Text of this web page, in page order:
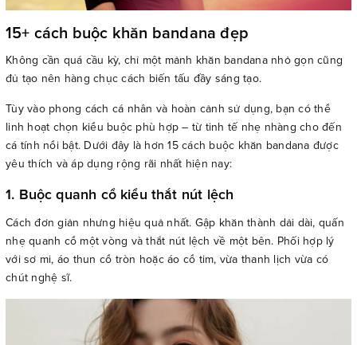
15+ cách buộc khăn bandana đẹp
Không cần quá cầu kỳ, chỉ một mảnh khăn bandana nhỏ gọn cũng
đủ tạo nên hàng chục cách biến tấu đầy sáng tạo.
Tùy vào phong cách cá nhân và hoàn cảnh sử dụng, bạn có thể
linh hoạt chọn kiểu buộc phù hợp – từ tinh tế nhẹ nhàng cho đến
cá tính nổi bật. Dưới đây là hơn 15 cách buộc khăn bandana được
yêu thích và áp dụng rộng rãi nhất hiện nay:
1. Buộc quanh cổ kiểu thắt nút lệch
Cách đơn giản nhưng hiệu quả nhất. Gập khăn thành dải dài, quấn
nhẹ quanh cổ một vòng và thắt nút lệch về một bên. Phối hợp lý
với sơ mi, áo thun cổ tròn hoặc áo cổ tim, vừa thanh lịch vừa có
chút nghệ sĩ.